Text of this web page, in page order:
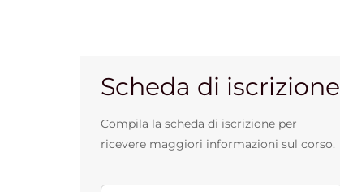
Scheda di iscrizione
Compila la scheda di iscrizione per
ricevere maggiori informazioni sul corso.